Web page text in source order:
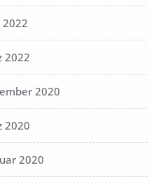
2022
2020
2020
2020